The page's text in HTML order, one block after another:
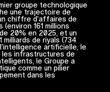
groupe technologique
une trajectoire de
chiffre d’affaires de
(environ 161 millions
20% en 2025, et un
milliards de riyals (734
artificielle, le
les infrastructures de
le Groupe a
comme un pilier
dans les